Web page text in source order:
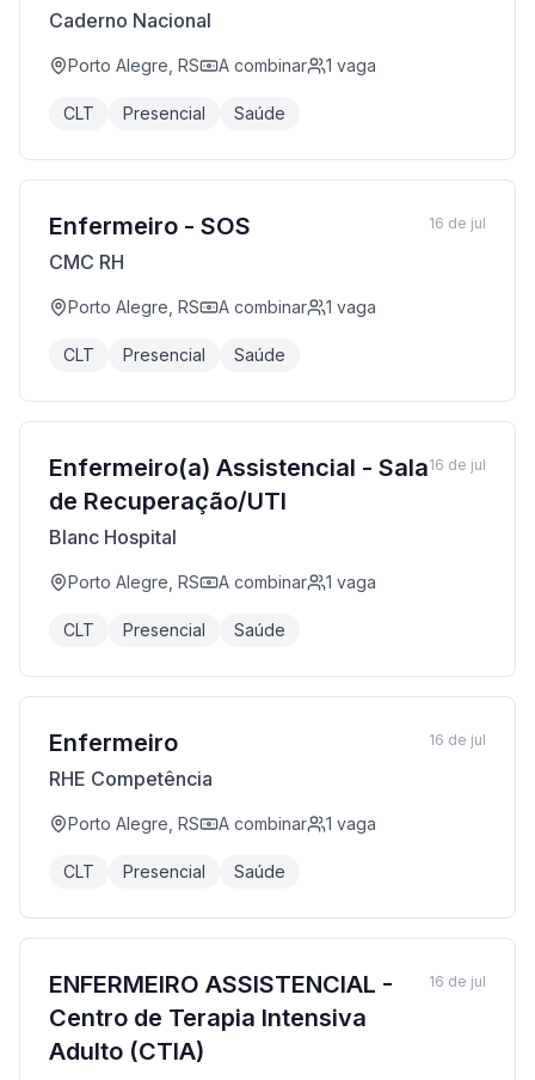
Caderno Nacional
Porto Alegre, RS A combinar 1 vaga
CLT Presencial Saúde
Enfermeiro - SOS
CMC RH
Porto Alegre, RS A combinar 1 vaga
CLT Presencial Saúde
16 de jul
Enfermeiro(a) Assistencial - Sala
de Recuperação/UTI
Blanc Hospital
Porto Alegre, RS A combinar 1 vaga
CLT Presencial Saúde
16 de jul
Enfermeiro
RHE Competência
Porto Alegre, RS A combinar 1 vaga
CLT Presencial Saúde
16 de jul
ENFERMEIRO ASSISTENCIAL -
Centro de Terapia Intensiva
Adulto (CTIA)
16 de jul